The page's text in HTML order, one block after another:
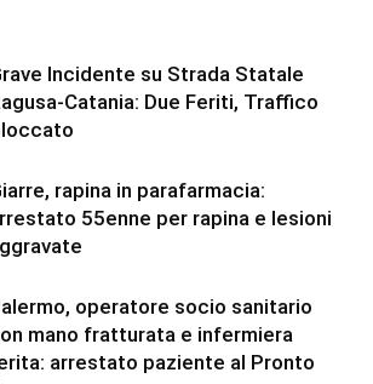
Incidente su Strada Statale
Catania: Due Feriti, Traffico
rapina in parafarmacia:
55enne per rapina e lesioni
operatore socio sanitario
mano fratturata e infermiera
arrestato paziente al Pronto